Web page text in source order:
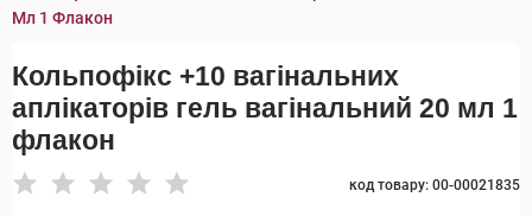
Мл 1 Флакон
Кольпофікс +10 вагінальних
аплікаторів гель вагінальний 20 мл 1
флакон
код товару: 00-00021835